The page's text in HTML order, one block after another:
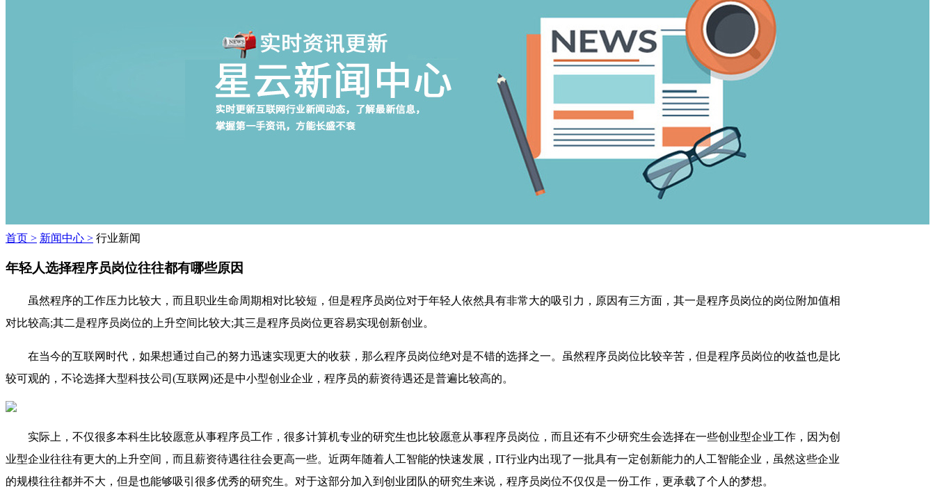
首页 > 新闻中心 > 行业新闻
年轻人选择程序员岗位往往都有哪些原因
虽然程序的工作压力比较大，而且职业生命周期相对比较短，但是程序员岗位对于年轻人依然具有非常大的吸引力，原因有三方面，其一是程序员岗位的岗位附加值相
对比较高;其二是程序员岗位的上升空间比较大;其三是程序员岗位更容易实现创新创业。
在当今的互联网时代，如果想通过自己的努力迅速实现更大的收获，那么程序员岗位绝对是不错的选择之一。虽然程序员岗位比较辛苦，但是程序员岗位的收益也是比
较可观的，不论选择大型科技公司(互联网)还是中小型创业企业，程序员的薪资待遇还是普遍比较高的。
实际上，不仅很多本科生比较愿意从事程序员工作，很多计算机专业的研究生也比较愿意从事程序员岗位，而且还有不少研究生会选择在一些创业型企业工作，因为创
业型企业往往有更大的上升空间，而且薪资待遇往往会更高一些。近两年随着人工智能的快速发展，IT行业内出现了一批具有一定创新能力的人工智能企业，虽然这些企业
的规模往往都并不大，但是也能够吸引很多优秀的研究生。对于这部分加入到创业团队的研究生来说，程序员岗位不仅仅是一份工作，更承载了个人的梦想。